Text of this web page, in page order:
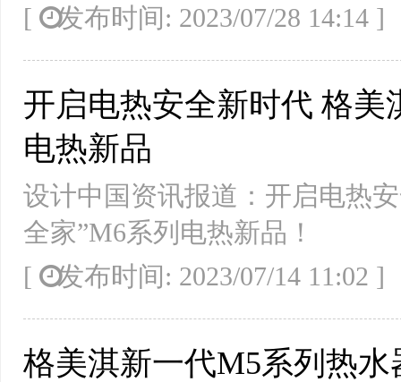
[
发布时间: 2023/07/28
开启电热安全新时代 格美
电热新品
设计中国资讯报道：开启电热
全家”M6系列电热新品！
[
发布时间: 2023/07/14
格美淇新一代M5系列热